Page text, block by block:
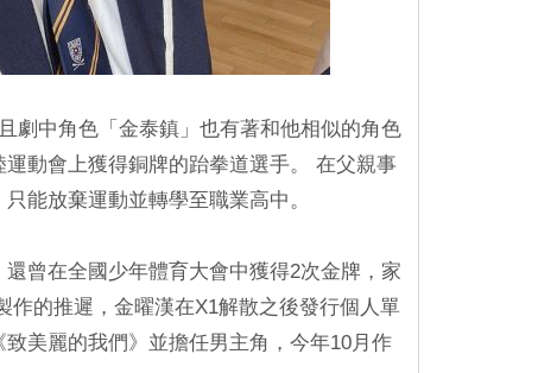
劇中角色「金泰鎮」也有著和他相似的角色
動會上獲得銅牌的跆拳道選手。 在父親事
能放棄運動並轉學至職業高中。
曾在全國少年體育大會中獲得2次金牌，家
作的推遲，金曜漢在X1解散之後發行個人單
美麗的我們》並擔任男主角，今年10月作